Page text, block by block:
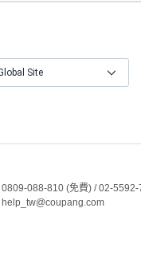
Site
088-810 (免費) / 02-
help_tw@coupang.com